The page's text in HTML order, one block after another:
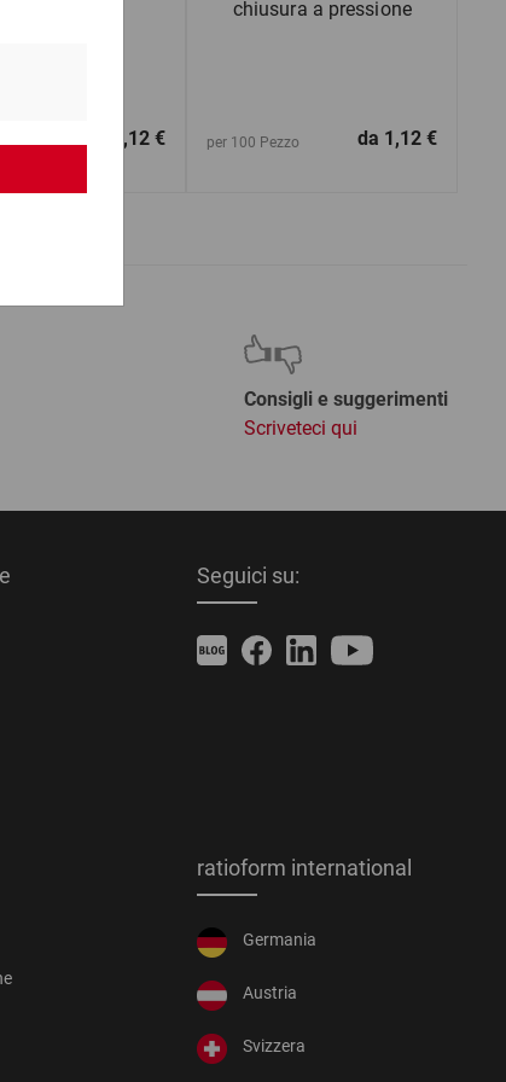
28,12 €
chiusura a pressione
per 100 Pezzo da 1,12 €
Consigli e suggerimenti
Scriveteci qui
Seguici su:
ratioform international
Germania
Austria
Svizzera